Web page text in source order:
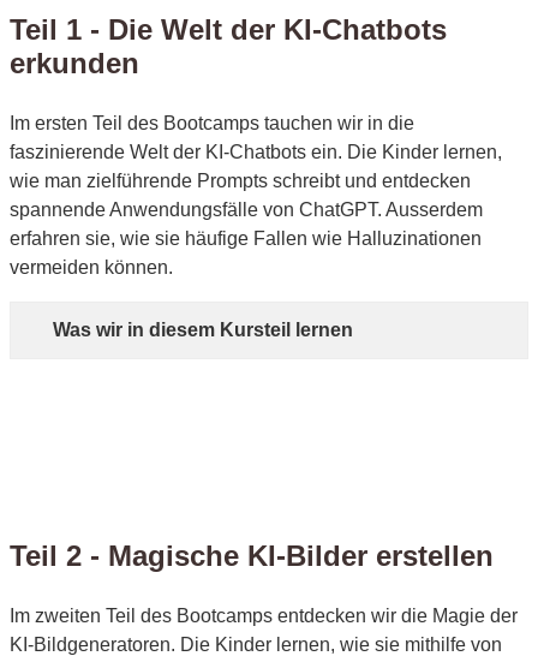
Teil 1 - Die Welt der KI-Chatbots
erkunden
Im ersten Teil des Bootcamps tauchen wir in die
faszinierende Welt der KI-Chatbots ein. Die Kinder lernen,
wie man zielführende Prompts schreibt und entdecken
spannende Anwendungsfälle von ChatGPT. Ausserdem
erfahren sie, wie sie häufige Fallen wie Halluzinationen
vermeiden können.
Was wir in diesem Kursteil lernen
Teil 2 - Magische KI-Bilder erstellen
Im zweiten Teil des Bootcamps entdecken wir die Magie der
KI-Bildgeneratoren. Die Kinder lernen, wie sie mithilfe von